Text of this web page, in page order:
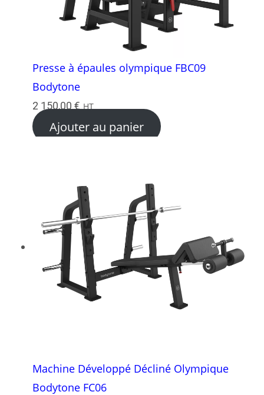
Presse à épaules olympique FBC09
Bodytone
2 150,00 € HT
Ajouter au panier
Machine Développé Décliné Olympique
Bodytone FC06